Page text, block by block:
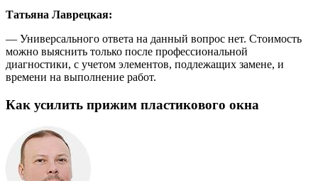
Татьяна Лаврецкая:
— Универсального ответа на данный вопрос нет. Стоимость
можно выяснить только после профессиональной
диагностики, с учетом элементов, подлежащих замене, и
времени на выполнение работ.
Как усилить прижим пластикового окна